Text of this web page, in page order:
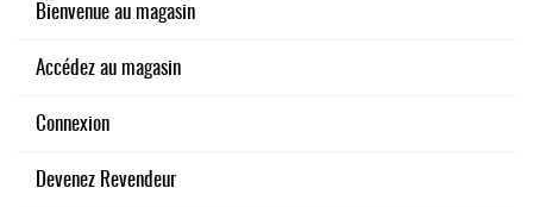
Bienvenue au magasin
Accédez au magasin
Connexion
Devenez Revendeur